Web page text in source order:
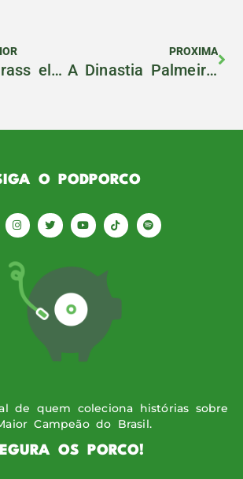
Fernando Prass elege ‘substituto ideal’ para Weverton no Palmeiras: “São iguais”
PROXIMA
A Dinastia Palmeirense
O PODPORCO
de quem coleciona histórias sobre
Campeão do Brasil.
OS PORCO!